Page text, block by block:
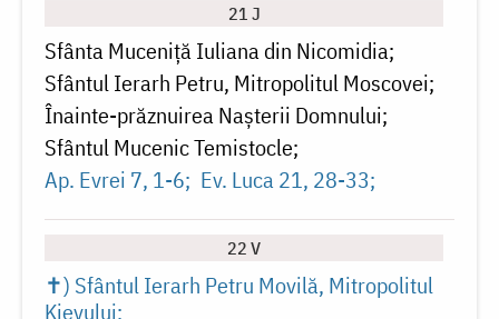
21 J
Sfânta Muceniță Iuliana din Nicomidia
Sfântul Ierarh Petru, Mitropolitul Moscovei
Înainte-prăznuirea Naşterii Domnului
Sfântul Mucenic Temistocle
Ap. Evrei 7, 1-6 Ev. Luca 21, 28-33
22 V
✝) Sfântul Ierarh Petru Movilă, Mitropolitul
Kievului